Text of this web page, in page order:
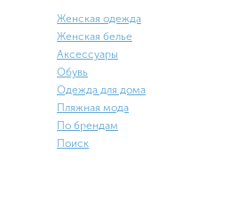
Женская одежда
Женская белье
Аксессуары
Обувь
Одежда для дома
Пляжная мода
По брендам
Поиск